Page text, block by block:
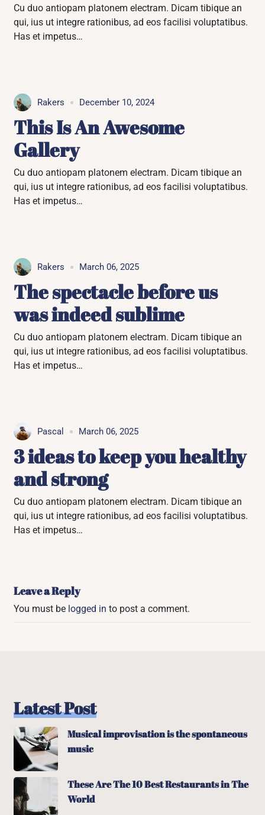
Cu duo antiopam platonem electram. Dicam tibique an
qui, ius ut integre rationibus, ad eos facilisi voluptatibus.
Has et impetus…
Rakers December 10, 2024
This Is An Awesome
Gallery
Cu duo antiopam platonem electram. Dicam tibique an
qui, ius ut integre rationibus, ad eos facilisi voluptatibus.
Has et impetus…
Rakers March 06, 2025
The spectacle before us
was indeed sublime
Cu duo antiopam platonem electram. Dicam tibique an
qui, ius ut integre rationibus, ad eos facilisi voluptatibus.
Has et impetus…
Pascal March 06, 2025
3 ideas to keep you healthy
and strong
Cu duo antiopam platonem electram. Dicam tibique an
qui, ius ut integre rationibus, ad eos facilisi voluptatibus.
Has et impetus…
Leave a Reply
You must be logged in to post a comment.
Latest Post
Musical improvisation is the spontaneous
music
These Are The 10 Best Restaurants in The
World